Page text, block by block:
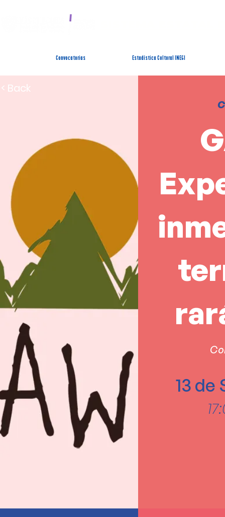
Convocatorias Estadística Cultural INEGI
< Back
13